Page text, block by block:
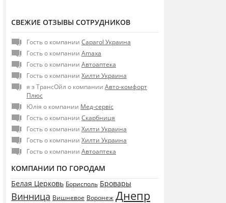
СВЕЖИЕ ОТЗЫВЫ СОТРУДНИКОВ
Гость о компании Caparol Украина
Гость о компании Amaxa
Гость о компании Автоаптека
Гость о компании Хилти Украина
я з ТрансОйл о компании Авто-комфорт
Плюс
Юлія о компании Мед-сервіс
Гость о компании Скарбниця
Гость о компании Хилти Украина
Гость о компании Хилти Украина
Гость о компании Автоаптека
КОМПАНИИ ПО ГОРОДАМ
Белая Церковь Борисполь Бровары
Винница Вишневое Воронеж Днепр